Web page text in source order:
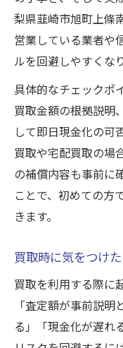
梨県韮崎市旭町上條
営業している業者や
ルを回避しやすくな
具体的なチェックポ
買取金額の根拠説明
して即日現金化の可
買取や宅配買取の場
の補償内容も事前に
ことで、初めての方
きます。
買取時に気をつけ
買取を利用する際に
「査定額が事前説
る」「現金化が遅れ